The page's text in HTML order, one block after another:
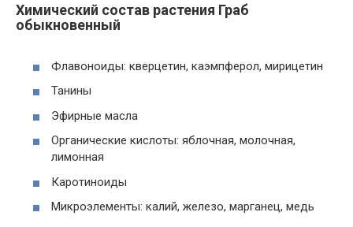
Химический состав растения Граб
обыкновенный
Флавоноиды: кверцетин, каэмпферол, мирицетин
Танины
Эфирные масла
Органические кислоты: яблочная, молочная,
лимонная
Каротиноиды
Микроэлементы: калий, железо, марганец, медь